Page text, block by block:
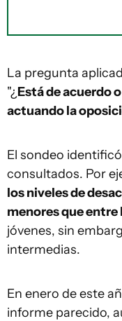
La pregunta
"¿ Está de acuerdo
actuando la
El sondeo
consultados. Por
los niveles de
menores que entre
jóvenes, sin
intermedias.
En enero de este
informe parecido,